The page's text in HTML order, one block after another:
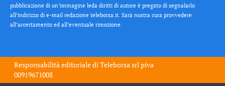
pubblicazione di un’immagine leda diritti di autore è pregato di segnalarlo
all’indirizzo di e-mail redazione teleborsa.it. Sarà nostra cura provvedere
all’accertamento ed all’eventuale rimozione.
Responsabilità editoriale diTeleborsa srlpiva
00919671008